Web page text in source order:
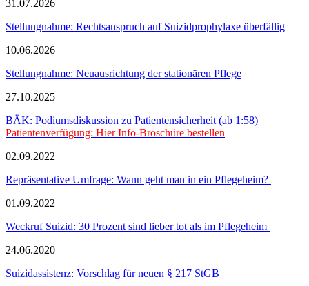
31.07.2026
Stellungnahme: Rechtsanspruch auf Suizidprophylaxe überfällig
10.06.2026
Stellungnahme: Neuausrichtung der stationären Pflege
27.10.2025
BÄK: Podiumsdiskussion zu Patientensicherheit (ab 1:58)
Patientenverfügung: Hier Info-Broschüre bestellen
02.09.2022
Repräsentative Umfrage: Wann geht man in ein Pflegeheim?
01.09.2022
Weckruf Suizid: 30 Prozent sind lieber tot als im Pflegeheim
24.06.2020
Suizidassistenz: Vorschlag für neuen § 217 StGB